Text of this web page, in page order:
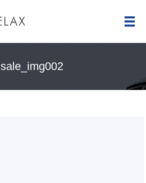
メ
sale_img002